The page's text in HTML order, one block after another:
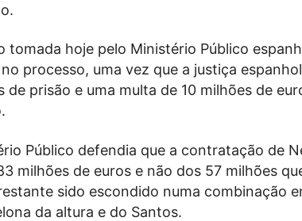
tomada hoje pelo Ministério Público
processo, uma vez que a justiça
de prisão e uma multa de 10 milhões de
Público defendia que a contratação de
milhões de euros e não dos 57 milhões
sido escondido numa combinação
da altura e do Santos.